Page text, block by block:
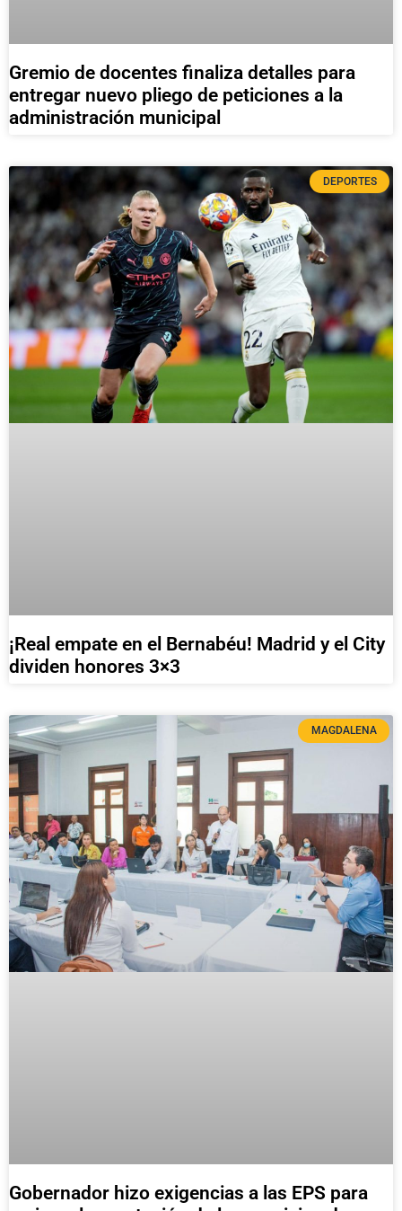
Gremio de docentes finaliza detalles para
entregar nuevo pliego de peticiones a la
administración municipal
DEPORTES
¡Real empate en el Bernabéu! Madrid y el City
dividen honores 3×3
MAGDALENA
Gobernador hizo exigencias a las EPS para